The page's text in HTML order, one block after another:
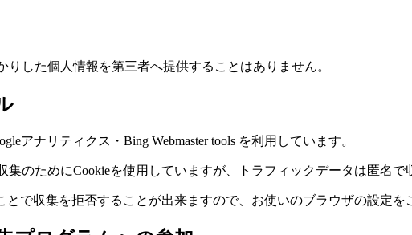
した個人情報を第三者へ提供することはありません。
アナリティクス・Bing Webmaster tools を利用しています。
集のためにCookieを使用していますが、トラフィックデータは匿名
とで収集を拒否することが出来ますので、お使いのブラウザの設定を